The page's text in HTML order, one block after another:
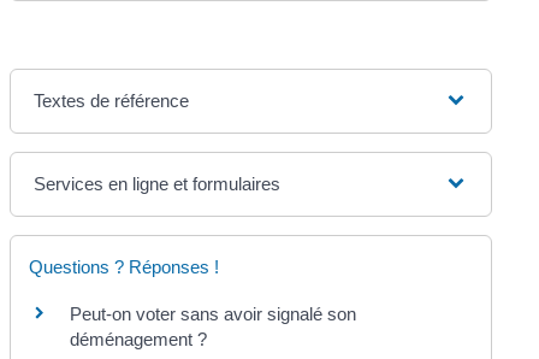
Textes de référence
Services en ligne et formulaires
Questions ? Réponses !
Peut-on voter sans avoir signalé son
déménagement ?